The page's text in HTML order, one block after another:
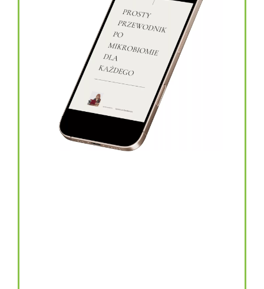
topinambur w kapsułkach